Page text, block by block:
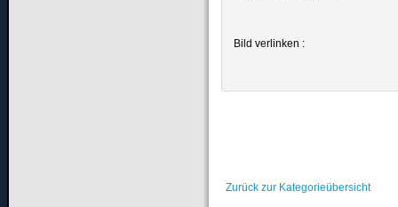
Bild verlinken :
Zurück zur Kategorieübersicht